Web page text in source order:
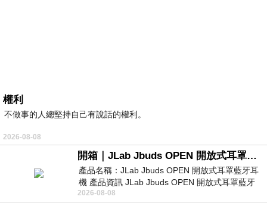
權利
不做事的人總堅持自己有說話的權利。
2026-08-08
開箱｜JLab Jbuds OPEN 開放式耳罩藍牙耳機 - 設計美學，輕巧、透氣、環境音全物理達成！
產品名稱：JLab Jbuds OPEN 開放式耳罩藍牙耳
機 產品資訊 JLab Jbuds OPEN 開放式耳罩藍牙
耳機評語：非常有特色，值得喜愛美型工
2026-08-08